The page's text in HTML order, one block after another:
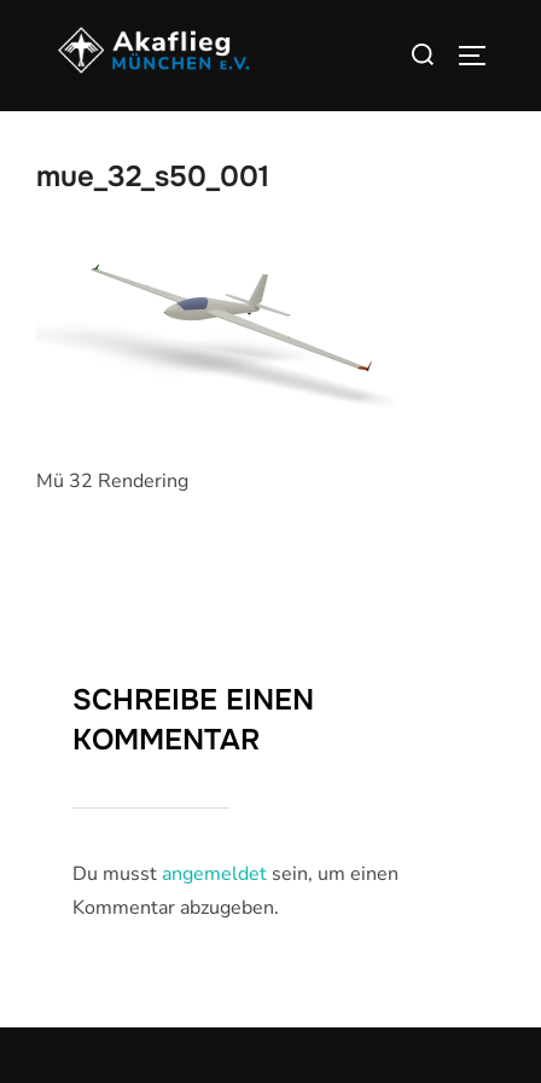
Inhalten
Suchen
mue_32_s50_001
Mü 32 Rendering
SCHREIBE EINEN
KOMMENTAR
Du musst angemeldet sein, um einen
Kommentar abzugeben.